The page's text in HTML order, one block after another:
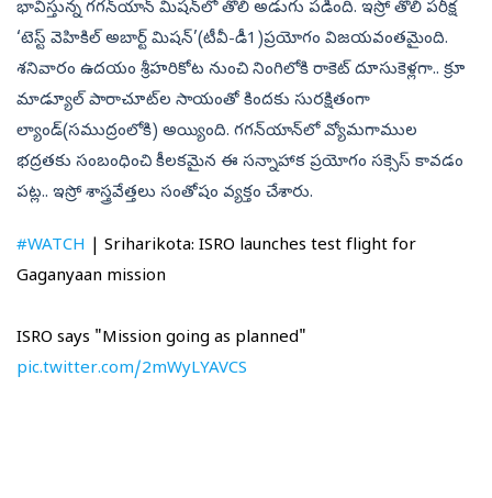
భావిస్తున్న గగన్‌యాన్‌ మిషన్‌లో తొలి అడుగు పడింది. ఇస్రో తొలి పరీక్ష
‘టెస్ట్‌ వెహికిల్‌ అబార్ట్‌ మిషన్‌’(టీవీ-డీ1)ప్రయోగం విజయవంతమైంది.
శనివారం ఉదయం శ్రీహరికోట నుంచి నింగిలోకి రాకెట్‌ దూసుకెళ్లగా.. క్రూ
మాడ్యూల్‌ పారాచూట్‌ల సాయంతో కిందకు సురక్షితంగా
ల్యాండ్‌(సముద్రంలోకి) అయ్యింది. గగన్‌యాన్‌లో వ్యోమగాముల
భద్రతకు సంబంధించి కీలకమైన ఈ సన్నాహాక ప్రయోగం సక్సెస్‌ కావడం
పట్ల.. ఇస్రో శాస్త్రవేత్తలు సంతోషం ‍వ్యక్తం చేశారు.
#WATCH | Sriharikota: ISRO launches test flight for
Gaganyaan mission
ISRO says "Mission going as planned"
pic.twitter.com/2mWyLYAVCS